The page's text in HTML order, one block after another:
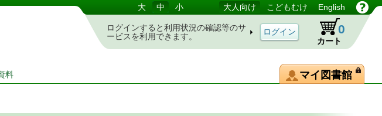
大 中 小 大人向け こどもむけ English
ログインすると利用状況の確認等のサ
ービスを利用できます。
カート
0
料 マイ図書館